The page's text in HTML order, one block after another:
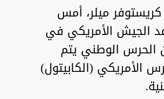
كريستوفر ميلر، أمس
الجيش الأمريكي في
ألف جندي من الحرس الوطني يتم
الأمريكي (الكابيتول)